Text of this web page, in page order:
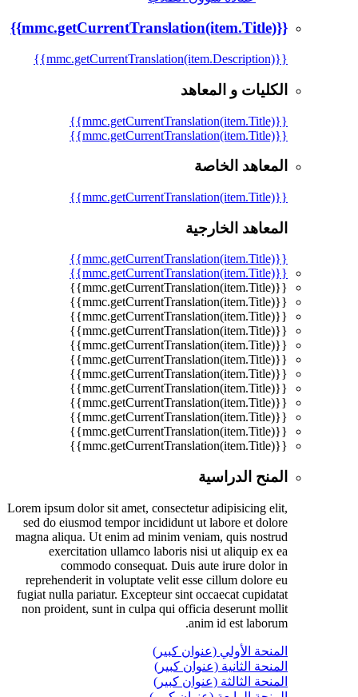
{{mmc.getCurrentTranslation(item.Title)}}
{{mmc.getCurrentTranslation(item.Description)}}
الكليات و المعاهد
{{mmc.getCurrentTranslation(item.Title)}}
{{mmc.getCurrentTranslation(item.Title)}}
المعاهد الخاصة
{{mmc.getCurrentTranslation(item.Title)}}
المعاهد الخارجية
{{mmc.getCurrentTranslation(item.Title)}}
{{mmc.getCurrentTranslation(item.Title)}}
{{mmc.getCurrentTranslation(item.Title)}}
{{mmc.getCurrentTranslation(item.Title)}}
{{mmc.getCurrentTranslation(item.Title)}}
{{mmc.getCurrentTranslation(item.Title)}}
{{mmc.getCurrentTranslation(item.Title)}}
{{mmc.getCurrentTranslation(item.Title)}}
{{mmc.getCurrentTranslation(item.Title)}}
{{mmc.getCurrentTranslation(item.Title)}}
{{mmc.getCurrentTranslation(item.Title)}}
{{mmc.getCurrentTranslation(item.Title)}}
{{mmc.getCurrentTranslation(item.Title)}}
{{mmc.getCurrentTranslation(item.Title)}}
المنح الدراسية
Lorem ipsum dolor sit amet, consectetur adipisicing elit,
sed do eiusmod tempor incididunt ut labore et dolore
magna aliqua. Ut enim ad minim veniam, quis nostrud
exercitation ullamco laboris nisi ut aliquip ex ea
commodo consequat. Duis aute irure dolor in
reprehenderit in voluptate velit esse cillum dolore eu
fugiat nulla pariatur. Excepteur sint occaecat cupidatat
non proident, sunt in culpa qui officia deserunt mollit
anim id est laborum.
المنحة الأولي (عنوان كبير)
المنحة الثانية (عنوان كبير)
المنحة الثالثة (عنوان كبير)